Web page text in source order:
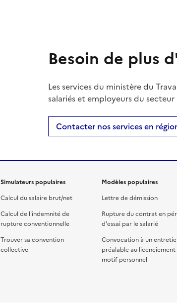
Besoin de plus
Les services du ministère du
salariés et employeurs du
Contacter nos services en
Simulateurs populaires
Calcul du salaire brut/net
Calcul de l'indemnité de
rupture conventionnelle
Trouver sa convention
collective
Modèles populaires
Lettre de démission
Rupture du contrat en
d'essai par le salarié
Convocation à un
préalable au
motif personnel